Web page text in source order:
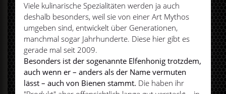
Viele kulinarische Spezialitäten werden ja auch
deshalb besonders, weil sie von einer Art Mythos
umgeben sind, entwickelt über Generationen,
manchmal sogar Jahrhunderte. Diese hier gibt es
gerade mal seit 2009.
Besonders ist der sogenannte Elfenhonig trotzdem,
auch wenn er – anders als der Name vermuten
lässt – auch von Bienen stammt. Die haben ihr